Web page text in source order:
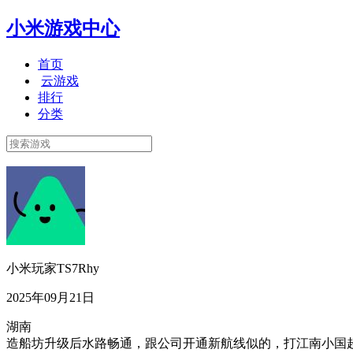
小米游戏中心
首页
云游戏
排行
分类
小米玩家TS7Rhy
2025年09月21日
湖南
造船坊升级后水路畅通，跟公司开通新航线似的，打江南小国